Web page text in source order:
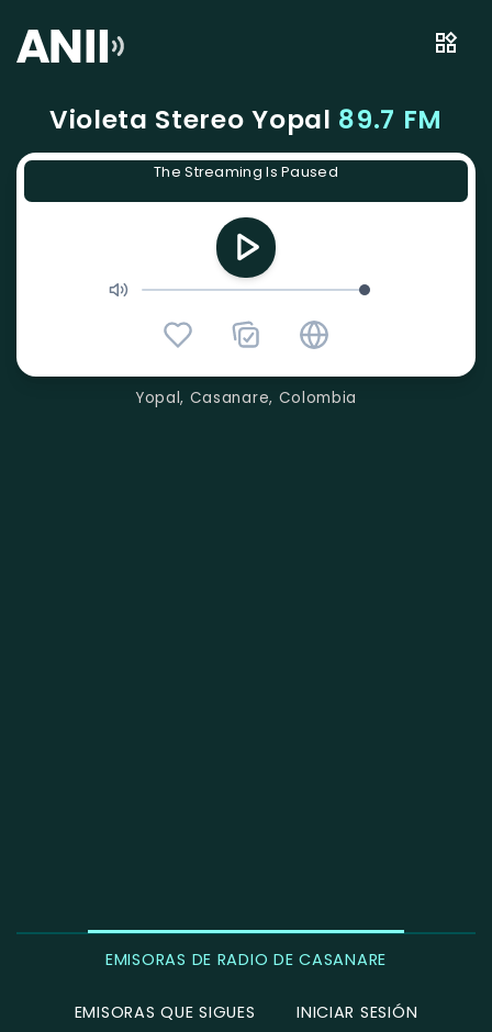
Violeta Stereo Yopal 89.7 FM
The Streaming Is Paused
Yopal, Casanare, Colombia
EMISORAS DE RADIO DE CASANARE
EMISORAS QUE SIGUES INICIAR SESIÓN